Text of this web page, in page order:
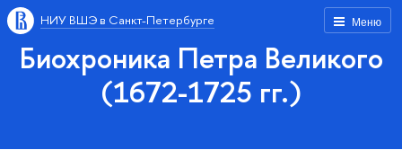
Меню
НИУ ВШЭ в Санкт-Петербурге
Биохроника Петра Великого
(1672-1725 гг.)